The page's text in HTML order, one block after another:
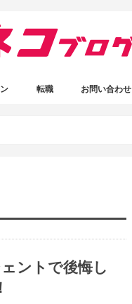
転職 お問い合わせ
ントで後悔し